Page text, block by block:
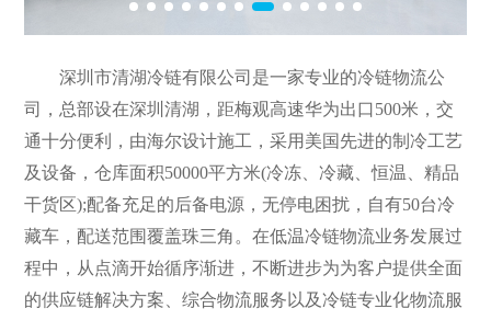
深圳市清湖冷链有限公司是一家专业的冷链物流公
司，总部设在深圳清湖，距梅观高速华为出口500米，交
通十分便利，由海尔设计施工，采用美国先进的制冷工艺
及设备，仓库面积50000平方米(冷冻、冷藏、恒温、精品
干货区);配备充足的后备电源，无停电困扰，自有50台冷
藏车，配送范围覆盖珠三角。在低温冷链物流业务发展过
程中，从点滴开始循序渐进，不断进步为为客户提供全面
的供应链解决方案、综合物流服务以及冷链专业化物流服